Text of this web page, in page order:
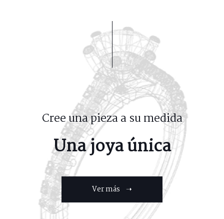
Cree una pieza a su medida
Una joya única
Ver más ➝